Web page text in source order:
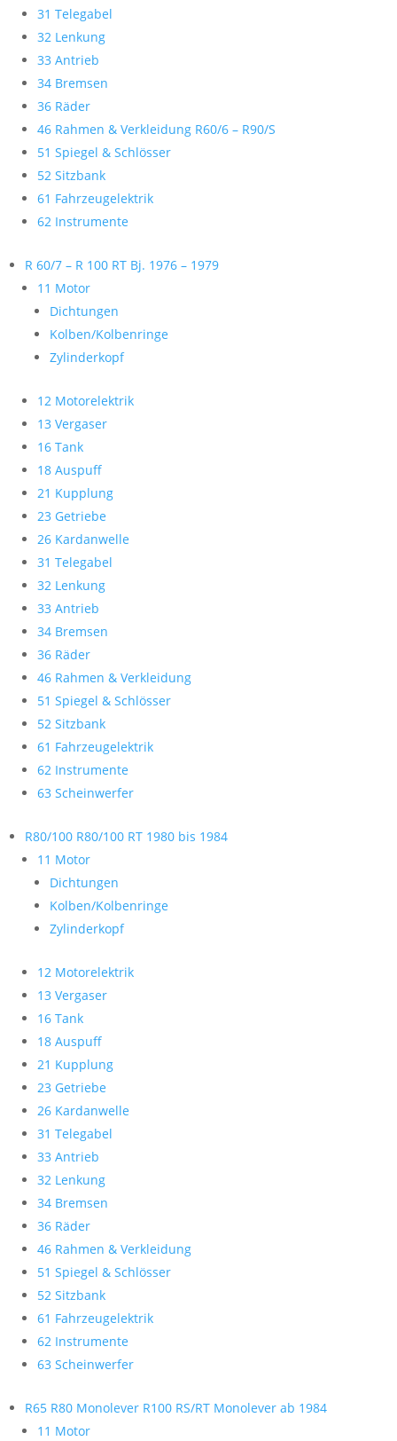
31 Telegabel
32 Lenkung
33 Antrieb
34 Bremsen
36 Räder
46 Rahmen & Verkleidung R60/6 – R90/S
51 Spiegel & Schlösser
52 Sitzbank
61 Fahrzeugelektrik
62 Instrumente
R 60/7 – R 100 RT Bj. 1976 – 1979
11 Motor
Dichtungen
Kolben/Kolbenringe
Zylinderkopf
12 Motorelektrik
13 Vergaser
16 Tank
18 Auspuff
21 Kupplung
23 Getriebe
26 Kardanwelle
31 Telegabel
32 Lenkung
33 Antrieb
34 Bremsen
36 Räder
46 Rahmen & Verkleidung
51 Spiegel & Schlösser
52 Sitzbank
61 Fahrzeugelektrik
62 Instrumente
63 Scheinwerfer
R80/100 R80/100 RT 1980 bis 1984
11 Motor
Dichtungen
Kolben/Kolbenringe
Zylinderkopf
12 Motorelektrik
13 Vergaser
16 Tank
18 Auspuff
21 Kupplung
23 Getriebe
26 Kardanwelle
31 Telegabel
33 Antrieb
32 Lenkung
34 Bremsen
36 Räder
46 Rahmen & Verkleidung
51 Spiegel & Schlösser
52 Sitzbank
61 Fahrzeugelektrik
62 Instrumente
63 Scheinwerfer
R65 R80 Monolever R100 RS/RT Monolever ab 1984
11 Motor